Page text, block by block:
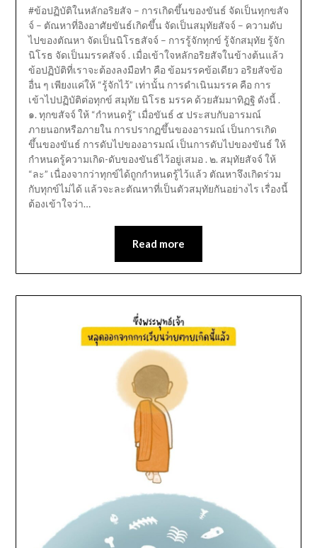
#ข้อปฏิบัติในหลักอริยสัจ – การเกิดขึ้นของขันธ์ จัดเป็นทุกขสัจ
จ์ – ตัณหาที่อิงอาศัยขันธ์เกิดขึ้น จัดเป็นสมุทัยสัจจ์ – ความดับ
ไปของตัณหา จัดเป็นนิโรธสัจจ์ – การรู้จักทุกข์ รู้จักสมุทัย รู้จัก
นิโรธ จัดเป็นมรรคสัจจ์ . เมื่อเข้าใจหลักอริยสัจในข้างต้นแล้ว
ข้อปฏิบัติที่เราจะต้องลงมือทำ คือ ข้อมรรคข้อเดียว อริยสัจข้อ
อื่น ๆ เพียงแค่ให้ “รู้จักไว้” เท่านั้น การดำเนินมรรค คือ การ
เข้าไปปฏิบัติต่อทุกข์ สมุทัย นิโรธ มรรค ด้วยสัมมาทิฏฐิ ดังนี้ .
๑. ทุกขสัจจ์ ให้ “กำหนดรู้” เมื่อขันธ์ ๕ ประสบกับอารมณ์
ภายนอกหรือภายใน การปรากฏขึ้นของอารมณ์ เป็นการเกิด
ขึ้นของขันธ์ การดับไปของอารมณ์ เป็นการดับไปของขันธ์ ให้
กำหนดรู้ความเกิด-ดับของขันธ์ไว้อยู่เสมอ . ๒. สมุทัยสัจจ์ ให้
“ละ” เนื่องจากว่าทุกข์ได้ถูกกำหนดรู้ไว้แล้ว ตัณหาจึงเกิดร่วม
กับทุกข์ไม่ได้ แล้วจะละตัณหาที่เป็นตัวสมุทัยกันอย่างไร เรื่องนี้
ต้องเข้าใจว่า…
Read more